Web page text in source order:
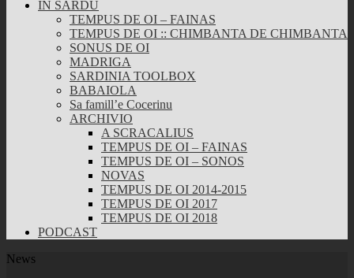
IN SARDU
TEMPUS DE OI – FAINAS
TEMPUS DE OI :: CHIMBANTA DE CHIMBANTA
SONUS DE OI
MADRIGA
SARDINIA TOOLBOX
BABAIOLA
Sa famill’e Cocerinu
ARCHIVIO
A SCRACALIUS
TEMPUS DE OI – FAINAS
TEMPUS DE OI – SONOS
NOVAS
TEMPUS DE OI 2014-2015
TEMPUS DE OI 2017
TEMPUS DE OI 2018
PODCAST
News